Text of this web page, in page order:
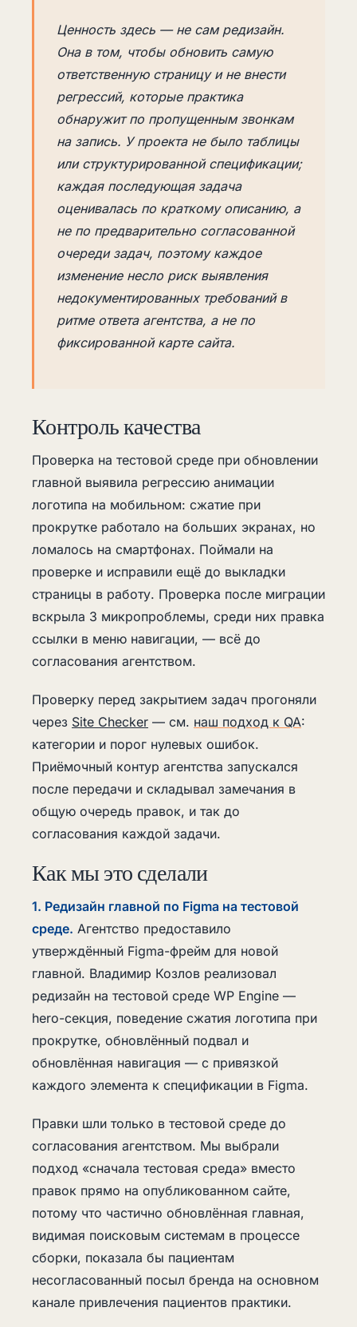
Ценность здесь — не сам редизайн.
Она в том, чтобы обновить самую
ответственную страницу и не внести
регрессий, которые практика
обнаружит по пропущенным звонкам
на запись. У проекта не было таблицы
или структурированной спецификации;
каждая последующая задача
оценивалась по краткому описанию, а
не по предварительно согласованной
очереди задач, поэтому каждое
изменение несло риск выявления
недокументированных требований в
ритме ответа агентства, а не по
фиксированной карте сайта.
Контроль качества
Проверка на тестовой среде при обновлении
главной выявила регрессию анимации
логотипа на мобильном: сжатие при
прокрутке работало на больших экранах, но
ломалось на смартфонах. Поймали на
проверке и исправили ещё до выкладки
страницы в работу. Проверка после миграции
вскрыла 3 микропроблемы, среди них правка
ссылки в меню навигации, — всё до
согласования агентством.
Проверку перед закрытием задач прогоняли
через Site Checker — см. наш подход к QA:
категории и порог нулевых ошибок.
Приёмочный контур агентства запускался
после передачи и складывал замечания в
общую очередь правок, и так до
согласования каждой задачи.
Как мы это сделали
1. Редизайн главной по Figma на тестовой
среде. Агентство предоставило
утверждённый Figma-фрейм для новой
главной. Владимир Козлов реализовал
редизайн на тестовой среде WP Engine —
hero-секция, поведение сжатия логотипа при
прокрутке, обновлённый подвал и
обновлённая навигация — с привязкой
каждого элемента к спецификации в Figma.
Правки шли только в тестовой среде до
согласования агентством. Мы выбрали
подход «сначала тестовая среда» вместо
правок прямо на опубликованном сайте,
потому что частично обновлённая главная,
видимая поисковым системам в процессе
сборки, показала бы пациентам
несогласованный посыл бренда на основном
канале привлечения пациентов практики.